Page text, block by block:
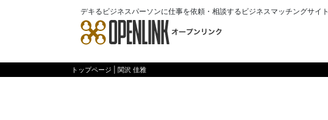
デキるビジネスパーソンに仕事を依頼・相談するビジネスマッチングサイト
トップページ | 関沢 佳雅